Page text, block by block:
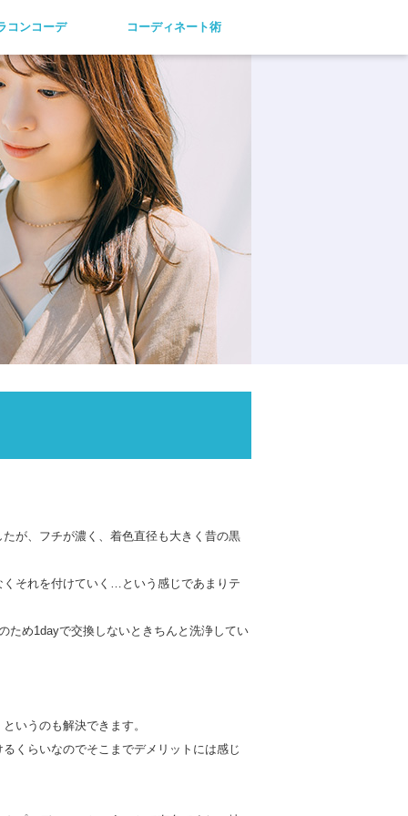
コンコーデ コーディネート術
が、フチが濃く、着色直径も大きく昔の黒
それを付けていく…という感じであまりテ
ため1dayで交換しないときちんと洗浄してい
いうのも解決できます。
くらいなのでそこまでデメリットには感じ